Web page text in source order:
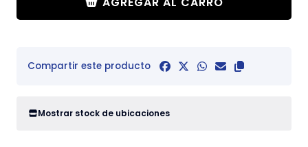
Compartir este producto
Mostrar stock de ubicaciones